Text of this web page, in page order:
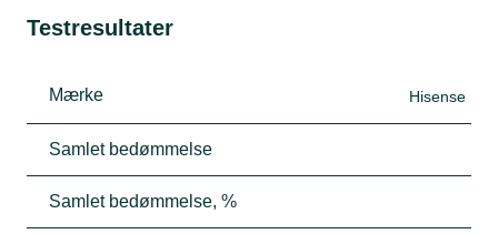
Testresultater
Mærke Hisense
Samlet bedømmelse
Samlet bedømmelse, %